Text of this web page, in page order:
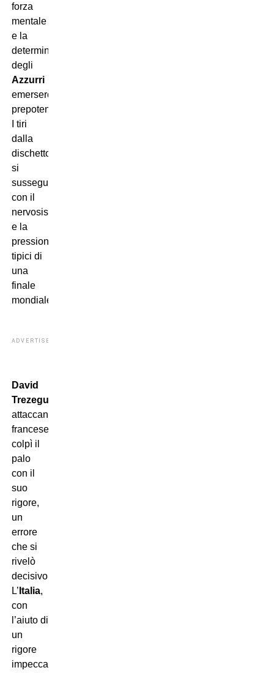
forza
mentale
e la
determinazione
degli
Azzurri
emersero
prepotentemente.
I tiri
dalla
dischetto
si
susseguirono
con il
nervosismo
e la
pressione
tipici di
una
finale
mondiale.
ADVERTISEMENT
David
Trezeguet
attaccante
francese,
colpì il
palo
con il
suo
rigore,
un
errore
che si
rivelò
decisivo.
L’ Italia,
con
l’aiuto di
un
rigore
impeccabile